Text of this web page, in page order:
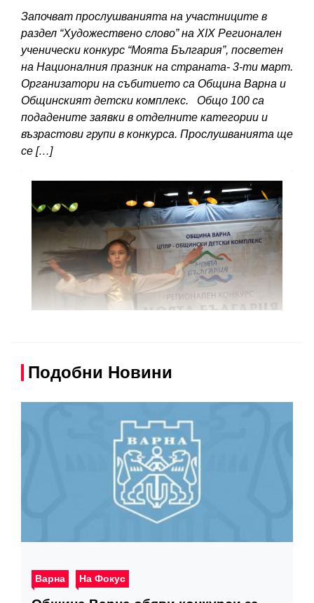
Започват прослушванията на участниците в
раздел “Художествено слово” на XIX Регионален
ученически конкурс “Моята България”, посветен
на Националния празник на страната- 3-ти март.
Организатори на събитието са Община Варна и
Общинският детски комплекс. Общо 100 са
подадените заявки в отделните категории и
възрастови групи в конкурса. Прослушванията ще
се […]
Подобни Новини
Варна На Фокус